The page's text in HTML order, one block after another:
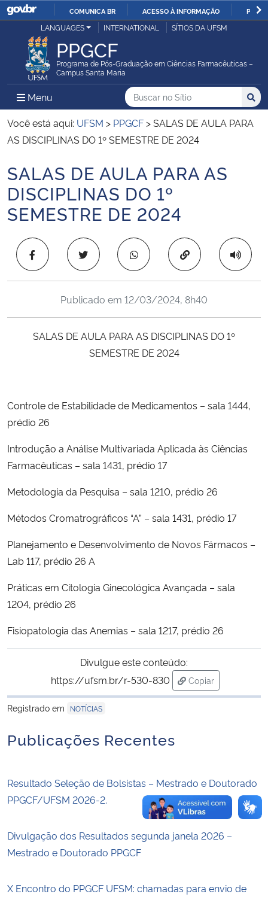
IR
O
COMUNICA BR ACESSO À INFORMAÇÃO
Ministério da Justiça e Segurança Pública
Ministério da Defesa
Ministério das Relações Exteriores
Ministério da Infraestrutura
Ministério da Agricultura, Pecuária e Abastecimento
Ministério da Educação
Ministério de Minas e Energia
Ministério do Meio Ambiente
Ministério do Desenvolvimento Regional
Controladoria-Geral da União
Secretaria-Geral
Gabinete de Segurança Institucional
Advocacia-Geral da União
LANGUAGES INTERNATIONAL SÍTIOS DA UFSM
PPGCF
Programa de Pós-Graduação em Ciências Farmacêuticas –
Campus Santa Maria
Menu Menu Principal do Sítio
Busca
Buscar no no Sítio
Busca:
Você está aqui: UFSM > PPGCF >SALAS DE AULA PARA
AS DISCIPLINAS DO 1º SEMESTRE DE 2024
Início do conteúdo
SALAS DE AULA PARA AS
DISCIPLINAS DO 1º
SEMESTRE DE 2024
Copiar para área
Publicado em 12/03/2024, 8h40
SALAS DE AULA PARA AS DISCIPLINAS DO 1º
SEMESTRE DE 2024
Controle de Estabilidade de Medicamentos – sala 1444,
prédio 26
Introdução a Análise Multivariada Aplicada às Ciências
Farmacêuticas – sala 1431, prédio 17
Metodologia da Pesquisa – sala 1210, prédio 26
Métodos Cromatrográficos “A” – sala 1431, prédio 17
Planejamento e Desenvolvimento de Novos Fármacos –
Lab 117, prédio 26 A
Práticas em Citologia Ginecológica Avançada – sala
1204, prédio 26
Fisiopatologia das Anemias – sala 1217, prédio 26
Divulgue este conteúdo:
https://ufsm.br/r-530-830
Copiar
para área de
Registrado em
NOTÍCIAS
Publicações Recentes
Resultado Seleção de Bolsistas – Mestrado e Doutorado
PPGCF/UFSM 2026-2.
Divulgação dos Resultados segunda janela 2026 –
Mestrado e Doutorado PPGCF
X Encontro do PPGCF UFSM: chamadas para envio de